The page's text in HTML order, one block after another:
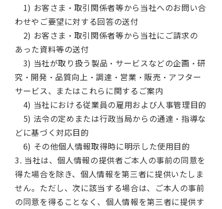
1) お客さま・取引関係者等から当社へのお問い合
わせやご要望に対する回答の送付
2) お客さま・取引関係者等から当社にご請求の
あった資料等の送付
3) 当社が取り扱う製品・サービスなどの企画・研
究・開発・品質向上・調達・営業・販売・アフター
サービス、またはこれらに関するご案内
4) 当社における従業員の雇用および人事管理目的
5) 法令の定めまたは行政当局からの通達・指導な
どに基づく対応目的
6) その他個人情報取得時に明示した使用目的
3. 当社は、個人情報の提供者ご本人の事前の同意を
得た場合を除き、個人情報を第三者に提供いたしま
せん。ただし、次に該当する場合は、ご本人の事前
の同意を得ることなく、個人情報を第三者に提供す